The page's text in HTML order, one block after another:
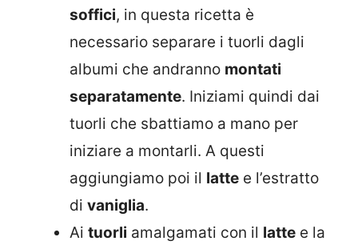
soffici, in questa ricetta è
necessario separare i tuorli dagli
albumi che andranno montati
separatamente. Iniziami quindi dai
tuorli che sbattiamo a mano per
iniziare a montarli. A questi
aggiungiamo poi il latte e l’estratto
di vaniglia.
Ai tuorli amalgamati con il latte e la